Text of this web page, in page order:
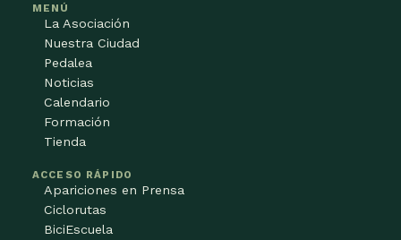
MENÚ
La Asociación
Nuestra Ciudad
Pedalea
Noticias
Calendario
Formación
Tienda
ACCESO RÁPIDO
Apariciones en Prensa
Ciclorutas
BiciEscuela